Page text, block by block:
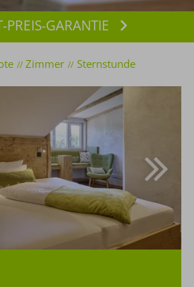
GARANTIE Buchen
Zimmer Sternstunde